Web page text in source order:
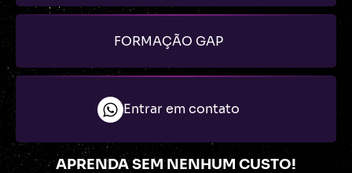
FORMAÇÃO GAP
Entrar em contato
APRENDA SEM NENHUM CUSTO!